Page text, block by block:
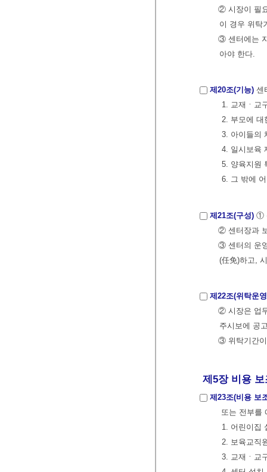
② 시장이 필
이 경우 위탁
③ 센터에는
아야 한다.
제20조(기능) 센
1. 교재ㆍ교
2. 부모에 대
3. 아이들의
4. 일시보육
5. 양육지원
6. 그 밖에
제21조(구성) ①
② 센터장과
③ 센터의 운
(任免)하고,
제22조(위탁운
② 시장은 업
주시보에 공
③ 위탁기간
제5장 비용 보
제23조(비용 보
또는 전부를
1. 어린이집
2. 보육교직
3. 교재ㆍ교